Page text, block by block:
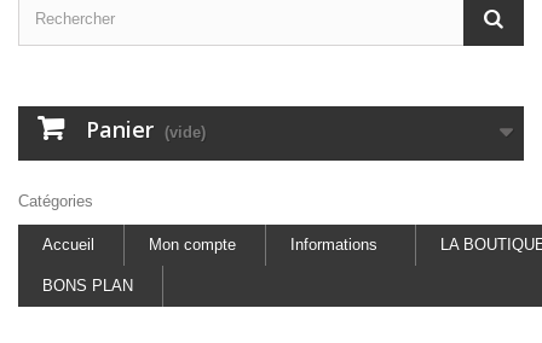
Panier (vide)
Catégories
Accueil Mon compte Informations LA
BONS PLAN